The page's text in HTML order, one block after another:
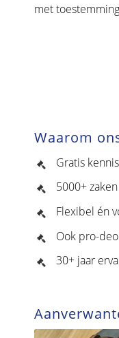
met
Waarom
Gratis
5000+
Flexibel én
Ook pro-deo
30+ jaar